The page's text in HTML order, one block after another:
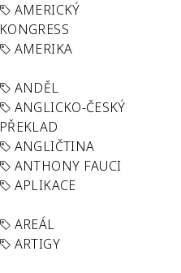
AMERICKÝ
KONGRESS
AMERIKA
ANDĚL
ANGLICKO-ČESKÝ
PŘEKLAD
ANGLIČTINA
ANTHONY FAUCI
APLIKACE
AREÁL
ARTIGY